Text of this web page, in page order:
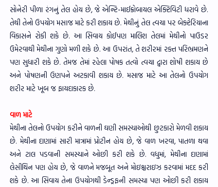
સોનેરી પીળા રંગનું તેલ હોય છે, જે એન્ટિ-માઈક્રોબાયલ એક્ટિવિટી ધરાવે છે.
તેથી તેનો ઉપયોગ મસાજ માટે કરી શકાય છે. મેથીનું તેલ ત્વચા પર બેક્ટેરિયાના
વિકાસને રોકી શકે છે. આ સિવાય કોઈપણ માલિશ તેલમાં મેથીનો પાઉડર
ઉમેરવાથી મેથીના ગુણો મળી શકે છે. આ ઉપરાંત, તે શરીરમાં રક્ત પરિભ્રમણને
પણ સુધારી શકે છે. તેમજ તેમાં રહેલા પોષક તત્વો ત્વચા દ્વારા શોષી શકાય છે
અને પોષણની ઉણપને અટકાવી શકાય છે. મસાજ માટે આ તેલનો ઉપયોગ
શરીર માટે ખૂબ જ ફાયદાકારક છે.
વાળ માટે
મેથીના તેલનો ઉપયોગ કરીને વાળની ઘણી સમસ્યાઓથી છુટકારો મેળવી શકાય
છે. મેથીના દાણામાં સારી માત્રામાં પ્રોટીન હોય છે, જે વાળ ખરવા, પાતળા થવા
અને ટાલ પડવાની સમસ્યાને ઓછી કરી શકે છે. વધુમાં, મેથીના દાણામાં
લેસીથિન પણ હોય છે, જે વાળને મજબૂત અને મોઇશ્ચરાઇઝ કરવામાં મદદ કરી
શકે છે. આ સિવાય તેના ઉપયોગથી ડેન્ડ્રફની સમસ્યા પણ ઓછી કરી શકાય